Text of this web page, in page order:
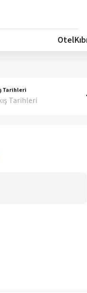
Otel
Tarihleri
Tarihleri